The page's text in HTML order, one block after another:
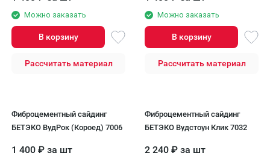
Можно заказать
В корзину
Рассчитать материал
Можно заказать
В корзину
Рассчитать материал
Фиброцементный сайдинг
БЕТЭКО ВудРок (Короед) 7006
1 400 ₽ за шт
Фиброцементный сайдинг
БЕТЭКО Вудстоун Клик 7032
2 240 ₽ за шт